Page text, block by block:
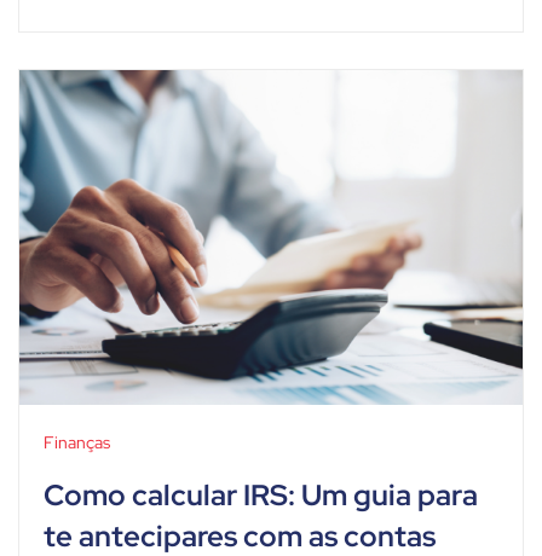
Finanças
Como calcular IRS: Um guia para
te antecipares com as contas